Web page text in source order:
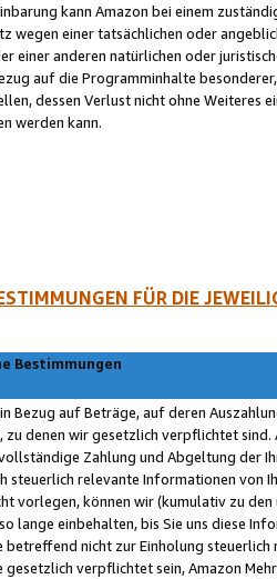
kann Amazon bei einem
wegen einer tatsächlichen oder
einer anderen natürlichen oder
auf die Programminhalte
dessen Verlust nicht ohne Weiteres
werden kann.
FÜR DIE
Bestimmungen
Bezug auf Beträge, auf deren
zu denen wir gesetzlich verpflichtet
Zahlung und Abgeltung der
steuerlich relevante Informationen von
vorlegen, können wir (kumulativ zu
lange einbehalten, bis Sie uns diese
betreffend nicht zur Einholung
gesetzlich verpflichtet sein, Amazon